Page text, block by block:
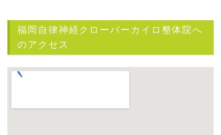
福岡自律神経クローバーカイロ整体院へ
のアクセス